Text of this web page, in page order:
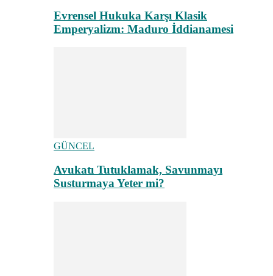
Evrensel Hukuka Karşı Klasik
Emperyalizm: Maduro İddianamesi
GÜNCEL
Avukatı Tutuklamak, Savunmayı
Susturmaya Yeter mi?